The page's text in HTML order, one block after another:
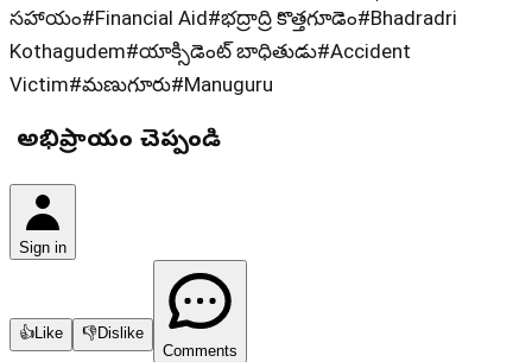
సహాయం#Financial Aid#భద్రాద్రి కొత్తగూడెం#Bhadradri
Kothagudem#యాక్సిడెంట్ బాధితుడు#Accident
Victim#మణుగూరు#Manuguru
మీ అభిప్రాయం చెప్పండి
Sign in
👍Like 👎Dislike
Comments